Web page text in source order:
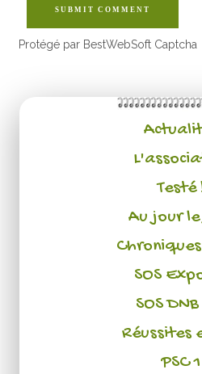
SUBMIT COMMENT
Protégé par BestWebSoft Captcha
Testé
Au jour
SOS
SOS DNB
Réussites
PSC 1